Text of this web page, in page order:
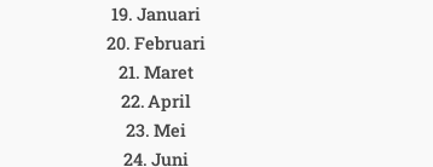
Januari
Februari
Maret
April
Mei
Juni